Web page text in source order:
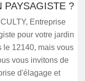
PAYSAGISTE ?
Entreprise
pour votre jardin
le 12140, mais vous
vous invitons de
d'élagage et